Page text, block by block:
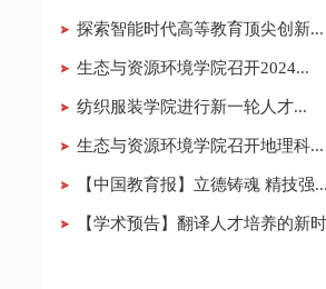
探索智能时代高等教育顶尖创新...
​生态与资源环境学院召开2024...
​纺织服装学院进行新一轮人才...
生态与资源环境学院召开地理科...
【中国教育报】立德铸魂 精技强...
【学术预告】翻译人才培养的新